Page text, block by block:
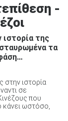
-
της
τα
στην ιστορία
σε
που
ωστόσο,